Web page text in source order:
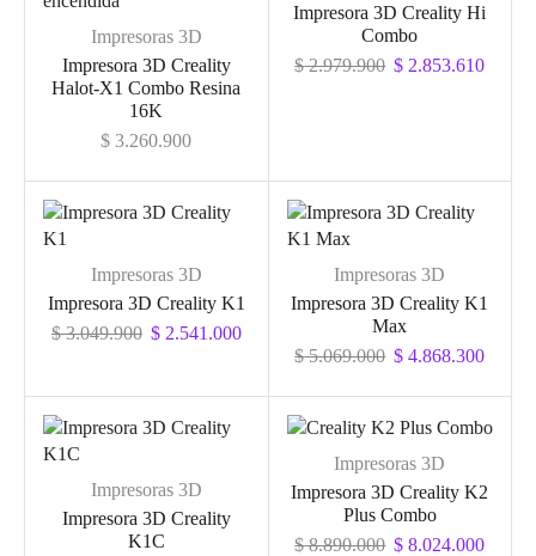
Impresoras 3D
Impresora 3D Creality
Halot-X1 Combo Resina
16K
$ 3.260.900
Impresora 3D Creality Hi
Combo
$2.979.900 $ 2.853.610
Impresoras 3D
Impresora 3D Creality K1
$3.049.900 $2.541.000
Impresoras 3D
Impresora 3D Creality K1
Max
$5.069.000 $ 4.868.300
Impresoras 3D
Impresora 3D Creality
K1C
Impresoras 3D
Impresora 3D Creality K2
Plus Combo
$8.890.000 $ 8.024.000